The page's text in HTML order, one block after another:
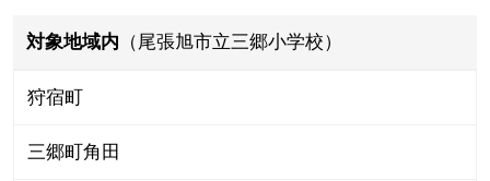
対象地域内 （尾張旭市立三郷小学校）
狩宿町
三郷町角田